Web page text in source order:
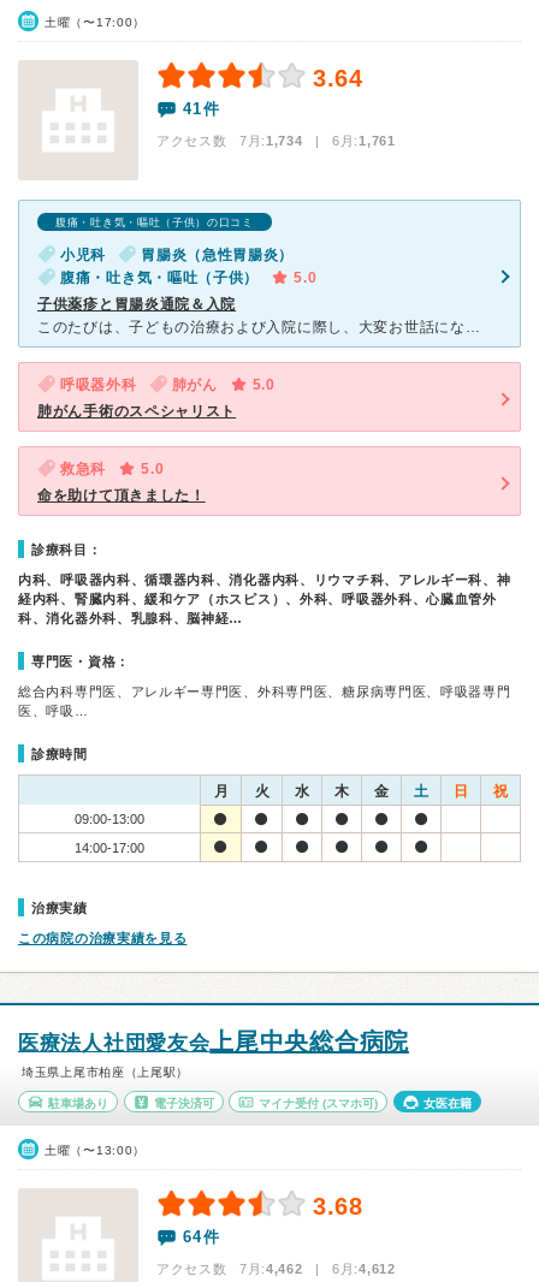
土曜（〜17:00）
3.64
41件
アクセス数 7月:1,734 | 6月:1,761
腹痛・吐き気・嘔吐（子供）の口コミ
小児科
胃腸炎（急性胃腸炎）
腹痛・吐き気・嘔吐（子供）
5.0
子供薬疹と胃腸炎通院＆入院
このたびは、子どもの治療および入院に際し、大変お世話になり、心より御礼申し上げます。 2025年7月、子どもが薬のアレルギー反応を起こし、日曜日に救急搬送で受診させていただきました。 救命救急
呼吸器外科 肺がん
5.0
肺がん手術のスペシャリスト
救急科
5.0
命を助けて頂きました！
診療科目：
内科、呼吸器内科、循環器内科、消化器内科、リウマチ科、アレルギー科、神
経内科、腎臓内科、緩和ケア（ホスピス）、外科、呼吸器外科、心臓血管外
科、消化器外科、乳腺科、脳神経…
専門医・資格：
総合内科専門医、アレルギー専門医、外科専門医、糖尿病専門医、呼吸器専門
医、呼吸…
診療時間
月 火 水 木 金 土 日 祝
09:00-13:00
14:00-17:00
治療実績
この病院の治療実績を見る
医療法人社団愛友会上尾中央総合病院
埼玉県上尾市柏座（上尾駅）
駐車場あり 電子決済可 マイナ受付 (スマホ可) 女医在籍
土曜（〜13:00）
3.68
64件
アクセス数 7月:4,462 | 6月:4,612